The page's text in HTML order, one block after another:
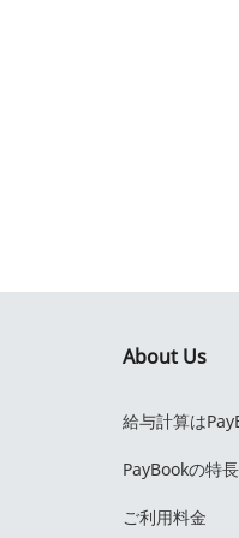
About Us
給与計算は
PayBookの特長
ご利用料金